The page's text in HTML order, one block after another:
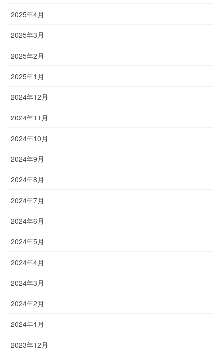
2025年4月
2025年3月
2025年2月
2025年1月
2024年12月
2024年11月
2024年10月
2024年9月
2024年8月
2024年7月
2024年6月
2024年5月
2024年4月
2024年3月
2024年2月
2024年1月
2023年12月